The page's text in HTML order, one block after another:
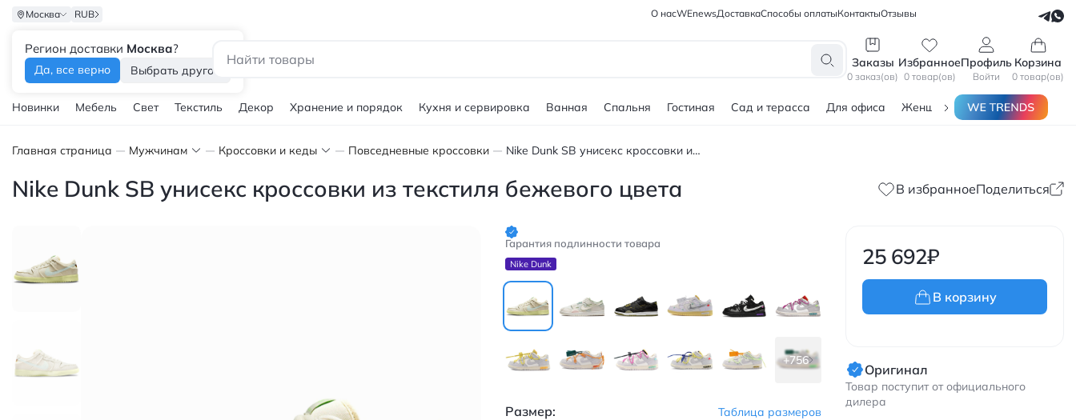
Москва
Регион доставки Москва?
Да, все верно Выбрать другой
RUB О насWEnewsДоставкаСпособы оплатыКонтактыОтзывы
Заказы
0 заказ(ов)
Избранное
0 товар(ов)
Профиль
Войти
Корзина
0 товар(ов)
Новинки Мебель Свет Текстиль Декор Хранение и порядок Кухня и сервировка Ванная Спальня Гостиная Сад и терасса Для офиса Женщинам Мужчинам
Главная страница Мужчинам Кроссовки и кеды Повседневные кроссовки Nike Dunk SB унисекс кроссовки из текстиля бежевого цвета
Nike Dunk SB унисекс кроссовки из текстиля бежевого цвета В избранноеПоделиться
Гарантия подлинности товара
Nike Dunk
+756
Размер: Таблица размеров
25 692₽
В корзину
Оригинал
Товар поступит от официального
дилера